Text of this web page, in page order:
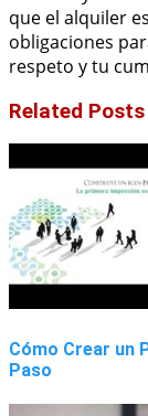
que el alquiler
obligaciones
respeto y tu
Related Posts
Cómo Crear un
Paso